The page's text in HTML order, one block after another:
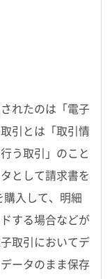
れたのは「電子
引とは「取引情
う取引」のこと
として請求書を
購入して、明細
する場合などが
取引においてデ
ータのまま保存